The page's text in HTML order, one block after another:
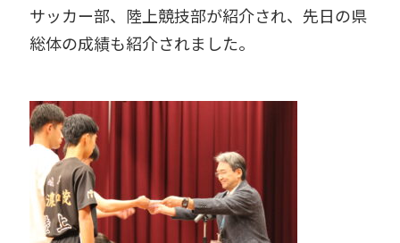
サッカー部、陸上競技部が紹介され、先日の県
総体の成績も紹介されました。